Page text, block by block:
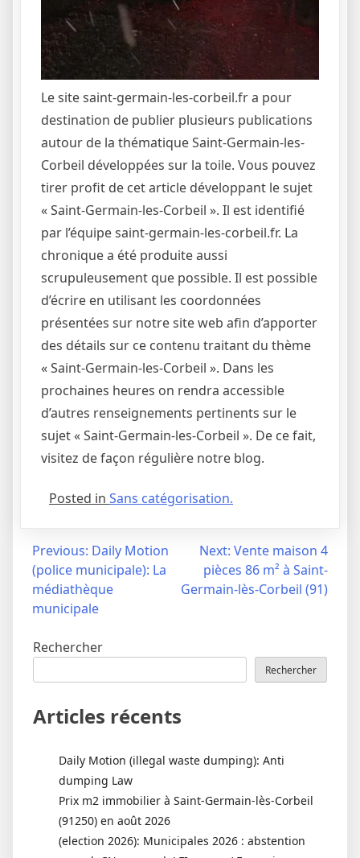
Le site saint-germain-les-corbeil.fr a pour
destination de publier plusieurs publications
autour de la thématique Saint-Germain-les-
Corbeil développées sur la toile. Vous pouvez
tirer profit de cet article développant le sujet
« Saint-Germain-les-Corbeil ». Il est identifié
par l’équipe saint-germain-les-corbeil.fr. La
chronique a été produite aussi
scrupuleusement que possible. Il est possible
d’écrire en utilisant les coordonnées
présentées sur notre site web afin d’apporter
des détails sur ce contenu traitant du thème
« Saint-Germain-les-Corbeil ». Dans les
prochaines heures on rendra accessible
d’autres renseignements pertinents sur le
sujet « Saint-Germain-les-Corbeil ». De ce fait,
visitez de façon régulière notre blog.
Posted in Sans catégorisation.
Navigation
l’article
Previous: Daily Motion
(police municipale): La
médiathèque
municipale
Next: Vente maison 4
pièces 86 m² à Saint-
Germain-lès-Corbeil (91)
Rechercher
Rechercher
Articles récents
Daily Motion (illegal waste dumping): Anti
dumping Law
Prix m2 immobilier à Saint-Germain-lès-Corbeil
(91250) en août 2026
(election 2026): Municipales 2026 : abstention